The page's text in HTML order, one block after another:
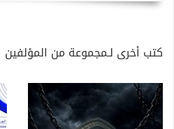
كتب أخرى لـمجموعة من المؤلفين